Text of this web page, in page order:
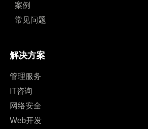
解决方案
管理服务
IT咨询
网络安全
Web开发
案例
常见问题